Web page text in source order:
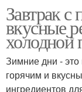
Завтрак
вкусные
холодной
Зимние дни - это
горячим и
ингредиентов